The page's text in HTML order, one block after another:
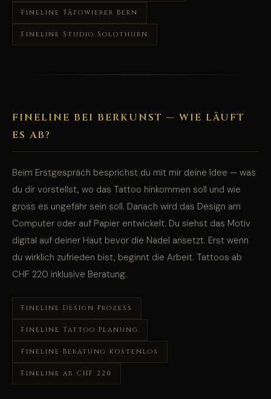
Fineline Tätowierer Bern
Fineline Studio Solothurn
FINELINE BEI BERKUNST — WIE LÄUFT
ES AB?
Beim Erstgespräch besprichst du mit mir deine Idee — was
du dir vorstellst, wo das Tattoo hinkommen soll und wie
gross es ungefähr sein soll. Danach wird das Design am
Computer oder auf Papier entwickelt. Du siehst das Motiv
digital auf deiner Haut bevor die Nadel ansetzt. Erst wenn
du wirklich zufrieden bist, beginnt die Arbeit. Tattoos ab
CHF 220 inklusive Beratung.
Fineline Design Prozess
Fineline Tattoo Planung
Fineline Beratung kostenlos
Fineline ab CHF 220